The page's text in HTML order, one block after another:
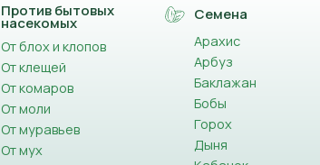
Против бытовых
насекомых
От блох и клопов
От клещей
От комаров
От моли
От муравьев
От мух
Семена
Арахис
Арбуз
Баклажан
Бобы
Горох
Дыня